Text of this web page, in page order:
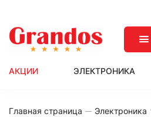
АКЦИИ ЭЛЕКТРОНИКА
Главная страница Электроника